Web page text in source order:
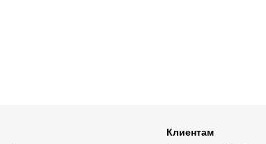
Клиентам